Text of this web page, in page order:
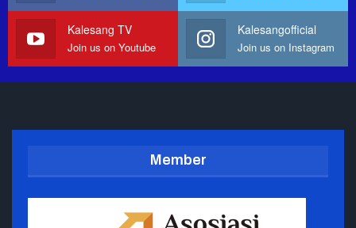
Kalesang TV
Join us on Youtube
Kalesangofficial
Join us on Instagram
Member